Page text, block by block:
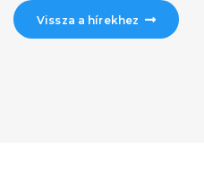
Vissza a hírekhez